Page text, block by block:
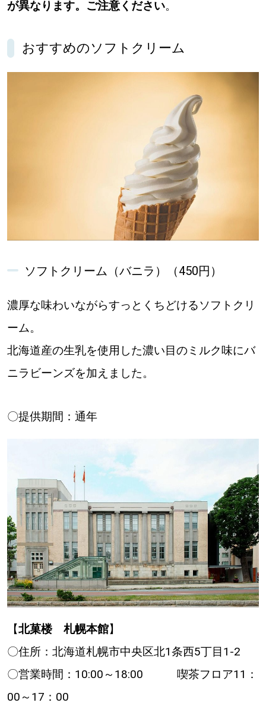
が異なります。ご注意ください。
おすすめのソフトクリーム
ソフトクリーム（バニラ）（450円）
濃厚な味わいながらすっとくちどけるソフトクリ
ーム。
北海道産の生乳を使用した濃い目のミルク味にバ
ニラビーンズを加えました。
〇提供期間：通年
【北菓楼 札幌本館】
〇住所：北海道札幌市中央区北1条西5丁目1-2
〇営業時間：10:00～18:00 喫茶フロア11：
00～17：00